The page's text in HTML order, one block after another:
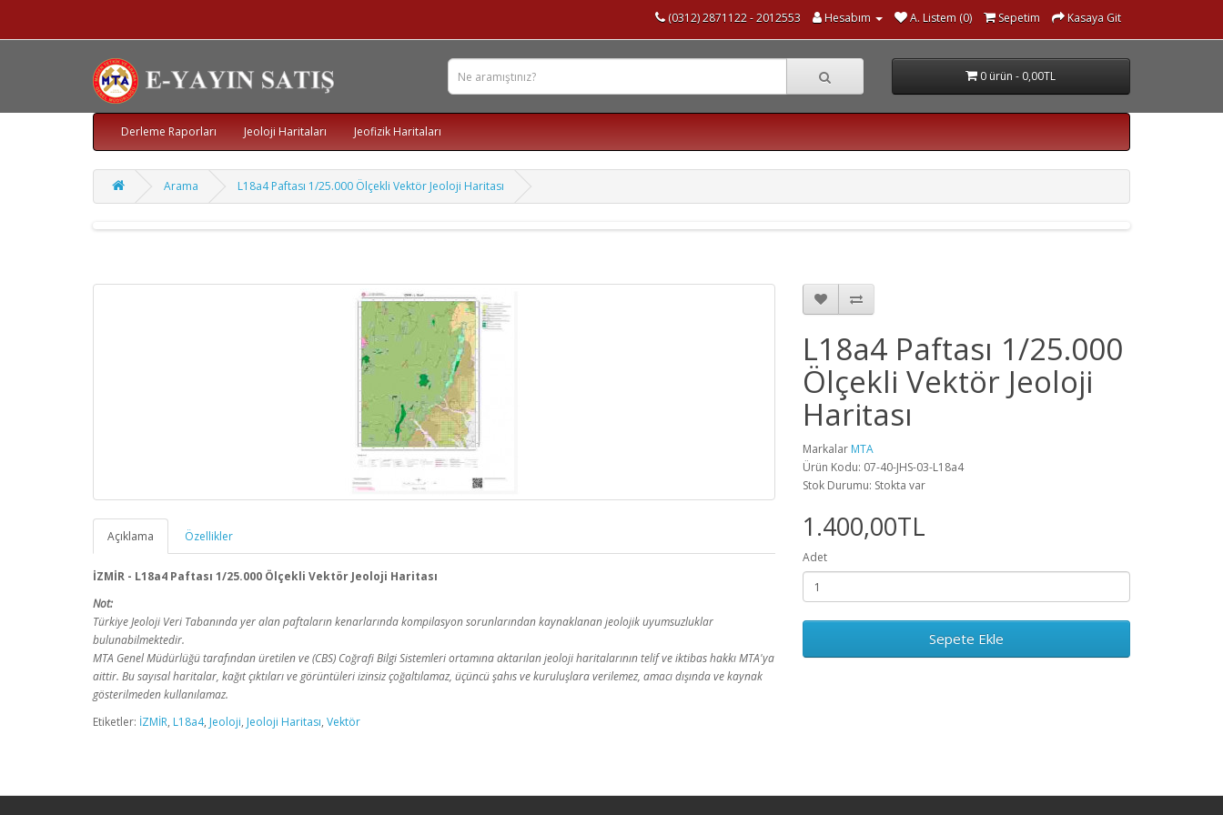
(0312) 2871122 - 2012553 Hesabım A. Listem (0) Sepetim Kasaya Git
0 ürün - 0,00TL
Derleme Raporları Jeoloji Haritaları Jeofizik Haritaları
Arama L18a4 Paftası 1/25.000 Ölçekli Vektör Jeoloji Haritası
Açıklama Özellikler
İZMİR - L18a4 Paftası 1/25.000 Ölçekli Vektör Jeoloji Haritası
Not:
Türkiye Jeoloji Veri Tabanında yer alan paftaların kenarlarında kompilasyon sorunlarından kaynaklanan jeolojik uyumsuzluklar
bulunabilmektedir.
MTA Genel Müdürlüğü tarafından üretilen ve (CBS) Coğrafi Bilgi Sistemleri ortamına aktarılan jeoloji haritalarının telif ve iktibas hakkı MTA'ya
aittir. Bu sayısal haritalar, kağıt çıktıları ve görüntüleri izinsiz çoğaltılamaz, üçüncü şahıs ve kuruluşlara verilemez, amacı dışında ve kaynak
gösterilmeden kullanılamaz.
L18a4 Paftası 1/25.000
Ölçekli Vektör Jeoloji
Haritası
Markalar MTA
Ürün Kodu: 07-40-JHS-03-L18a4
Stok Durumu: Stokta var
1.400,00TL
Adet
Sepete Ekle
Etiketler: İZMİR, L18a4, Jeoloji, Jeoloji Haritası, Vektör